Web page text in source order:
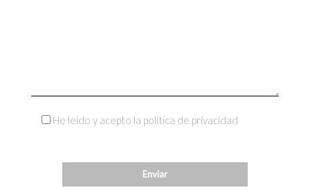
He leído y acepto la política de privacidad